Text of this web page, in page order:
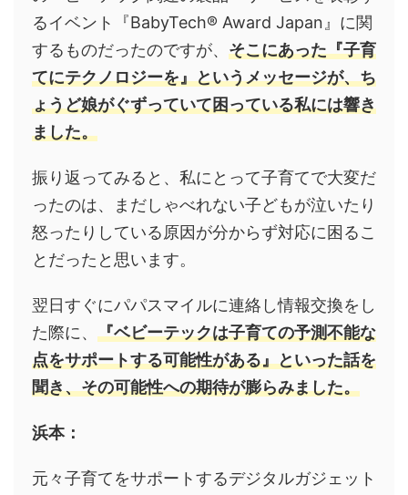
るイベント『BabyTech® Award Japan』に関
するものだったのですが、 そこにあった『子育
てにテクノロジーを』というメッセージが、ち
ょうど娘がぐずっていて困っている私には響き
ました。
振り返ってみると、私にとって子育てで大変だ
ったのは、
まだしゃべれない子どもが泣いたり
怒ったりしている原因が分からず対応に困るこ
とだったと思います。
翌日すぐにパパスマイルに連絡し情報交換をし
た際に、 『ベビーテックは子育ての予測不能な
点をサポートする可能性がある』といった話を
聞き、その可能性への期待が膨らみました。
浜本：
元々子育てをサポートするデジタルガジェット